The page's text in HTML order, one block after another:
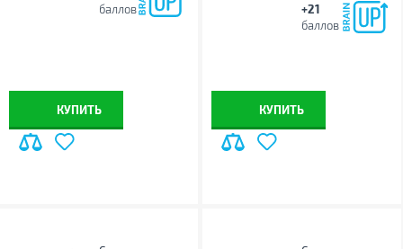
баллов
КУПИТЬ
+21
баллов
КУПИТЬ